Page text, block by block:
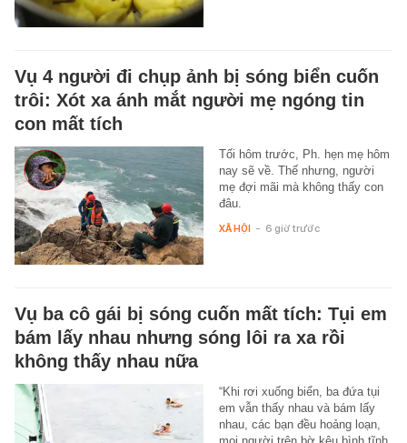
Vụ 4 người đi chụp ảnh bị sóng biển cuốn
trôi: Xót xa ánh mắt người mẹ ngóng tin
con mất tích
Tối hôm trước, Ph. hẹn mẹ hôm
nay sẽ về. Thế nhưng, người
mẹ đợi mãi mà không thấy con
đâu.
XÃ HỘI - 6 giờ trước
Vụ ba cô gái bị sóng cuốn mất tích: Tụi em
bám lấy nhau nhưng sóng lôi ra xa rồi
không thấy nhau nữa
“Khi rơi xuống biển, ba đứa tụi
em vẫn thấy nhau và bám lấy
nhau, các bạn đều hoảng loạn,